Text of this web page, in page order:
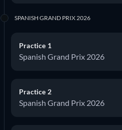
SPANISH GRAND PRIX 2026
Practice 1
Spanish Grand Prix 2026
Practice 2
Spanish Grand Prix 2026